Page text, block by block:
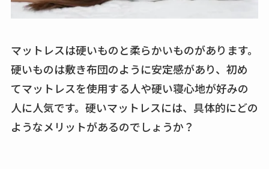
マットレスは硬いものと柔らかいものがあります。
硬いものは敷き布団のように安定感があり、初め
てマットレスを使用する人や硬い寝心地が好みの
人に人気です。硬いマットレスには、具体的にどの
ようなメリットがあるのでしょうか？